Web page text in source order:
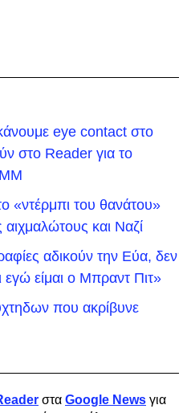
eye contact στο
στο Reader για το
«ντέρμπι του θανάτου»
και Ναζί
αδικούν την Εύα, δεν
εγώ είμαι ο Μπραντ Πιτ»
που ακρίβυνε
στα Google News για